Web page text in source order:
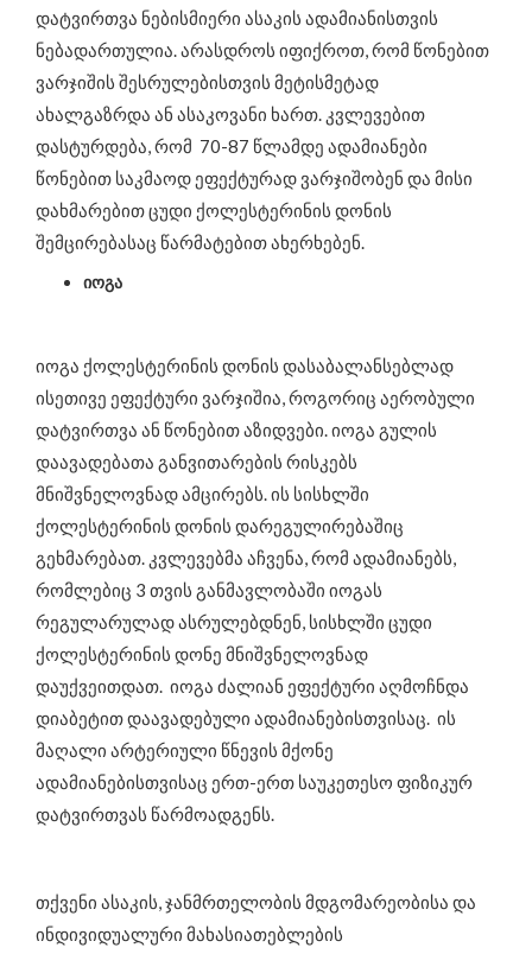
დატვირთვა ნებისმიერი ასაკის ადამიანისთვის
ნებადართულია. არასდროს იფიქროთ, რომ წონებით
ვარჯიშის შესრულებისთვის მეტისმეტად
ახალგაზრდა ან ასაკოვანი ხართ. კვლევებით
დასტურდება, რომ 70-87 წლამდე ადამიანები
წონებით საკმაოდ ეფექტურად ვარჯიშობენ და მისი
დახმარებით ცუდი ქოლესტერინის დონის
შემცირებასაც წარმატებით ახერხებენ.
იოგა
იოგა ქოლესტერინის დონის დასაბალანსებლად
ისეთივე ეფექტური ვარჯიშია, როგორიც აერობული
დატვირთვა ან წონებით აზიდვები. იოგა გულის
დაავადებათა განვითარების რისკებს
მნიშვნელოვნად ამცირებს. ის სისხლში
ქოლესტერინის დონის დარეგულირებაშიც
გეხმარებათ. კვლევებმა აჩვენა, რომ ადამიანებს,
რომლებიც 3 თვის განმავლობაში იოგას
რეგულარულად ასრულებდნენ, სისხლში ცუდი
ქოლესტერინის დონე მნიშვნელოვნად
დაუქვეითდათ. იოგა ძალიან ეფექტური აღმოჩნდა
დიაბეტით დაავადებული ადამიანებისთვისაც. ის
მაღალი არტერიული წნევის მქონე
ადამიანებისთვისაც ერთ-ერთ საუკეთესო ფიზიკურ
დატვირთვას წარმოადგენს.
თქვენი ასაკის, ჯანმრთელობის მდგომარეობისა და
ინდივიდუალური მახასიათებლების